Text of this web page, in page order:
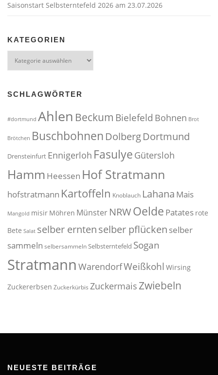
Saisonstart Selbsterntefeld 2026 am 23.07.2026
KATEGORIEN
SCHLAGWÖRTER
#dortmund Ahlen Beckum Bielefeld Bohnen Brot
Brötchen Buschbohnen DolbergDortmund
Drensteinfurt Ennigerloh Fasulye Gütersloh
Hamm Heessen Hof Stratmann
hofstratmann Kartoffeln Knoblauch Lahana Mais
Mangold misir Möhren Münster NRWOelde Patates rote
Bete Salat selber erntenselber pflücken selber
sammeln selbersammelnSelbsterntefeld Sogan
Stratmann WarendorfWeißkohl Wirsing
Zuckererbsen Zuckerkürbis Zuckermais Zwiebeln
NEUESTE BEITRÄGE